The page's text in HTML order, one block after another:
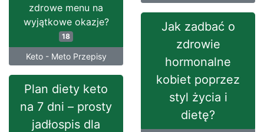
zdrowe menu na
wyjątkowe okazje?
18
Keto - Meto Przepisy
Jak zadbać o
zdrowie
hormonalne
kobiet poprzez
styl życia i
dietę?
Plan diety keto
na 7 dni – prosty
jadłospis dla